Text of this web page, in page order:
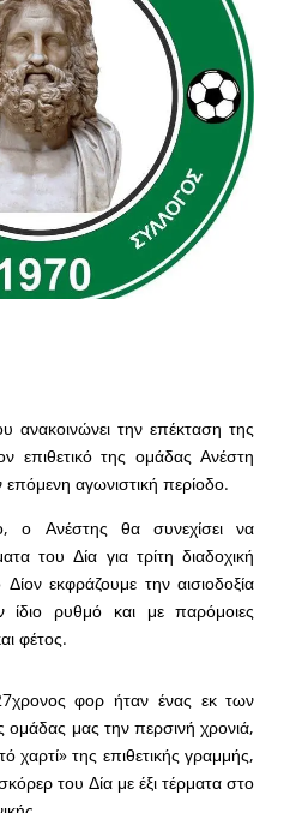
ανακοινώνει την επέκταση της
επιθετικό της ομάδας Ανέστη
επόμενη αγωνιστική περίοδο.
ο Ανέστης θα συνεχίσει να
του Δία για τρίτη διαδοχική
εκφράζουμε την αισιοδοξία
ίδιο ρυθμό και με παρόμοιες
φέτος.
φορ ήταν ένας εκ των
ομάδας μας την περσινή χρονιά,
χαρτί» της επιθετικής γραμμής,
του Δία με έξι τέρματα στο